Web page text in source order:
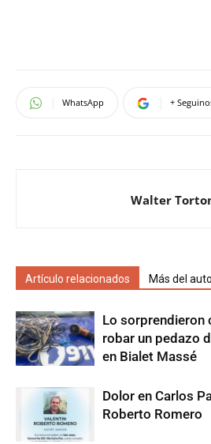
WhatsApp +
Walter
Artículo relacionados Más del
Lo sorprendieron
robar un pedazo
en Bialet Massé
Dolor en Carlos
Roberto Romero